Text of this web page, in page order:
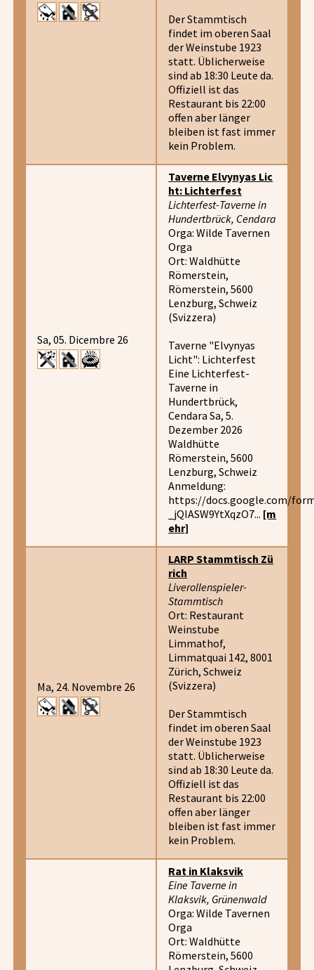
Der Stammtisch
findet im oberen Saal
der Weinstube 1923
statt. Üblicherweise
sind ab 18:30 Leute da.
Offiziell ist das
Restaurant bis 22:00
offen aber länger
bleiben ist fast immer
kein Problem.
Sa, 05. Dicembre 26
Taverne Elvynyas Lic
ht: Lichterfest
Lichterfest-Taverne in
Hundertbrück, Cendara
Orga: Wilde Tavernen
Orga
Ort: Waldhütte
Römerstein,
Römerstein, 5600
Lenzburg, Schweiz
(Svizzera)
Taverne "Elvynyas
Licht": Lichterfest
Eine Lichterfest-
Taverne in
Hundertbrück,
Cendara Sa, 5.
Dezember 2026
Waldhütte
Römerstein, 5600
Lenzburg, Schweiz
Anmeldung:
https://docs.google.com/
_jQIASW9YtXqzO7... [m
ehr]
Ma, 24. Novembre 26
LARP Stammtisch Zü
rich
Liverollenspieler-
Stammtisch
Ort: Restaurant
Weinstube
Limmathof,
Limmatquai 142, 8001
Zürich, Schweiz
(Svizzera)
Der Stammtisch
findet im oberen Saal
der Weinstube 1923
statt. Üblicherweise
sind ab 18:30 Leute da.
Offiziell ist das
Restaurant bis 22:00
offen aber länger
bleiben ist fast immer
kein Problem.
Rat in Klaksvik
Eine Taverne in
Klaksvik, Grünenwald
Orga: Wilde Tavernen
Orga
Ort: Waldhütte
Römerstein, 5600